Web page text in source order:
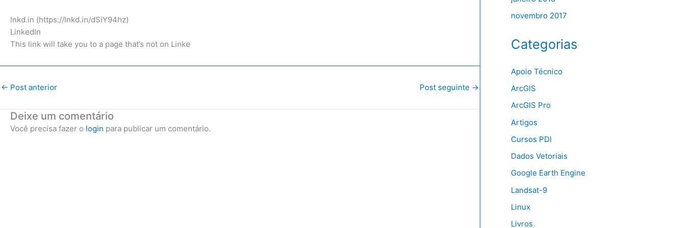
lnkd.in (https://lnkd.in/dSiY94hz)
LinkedIn
This link will take you to a page that’s not on Linke
← Post anterior Post seguinte →
Deixe um comentário
Você precisa fazer o login para publicar um comentário.
novembro 2017
Categorias
Apoio Técnico
ArcGIS
ArcGIS Pro
Artigos
Cursos PDI
Dados Vetoriais
Google Earth Engine
Landsat-9
Linux
Livros